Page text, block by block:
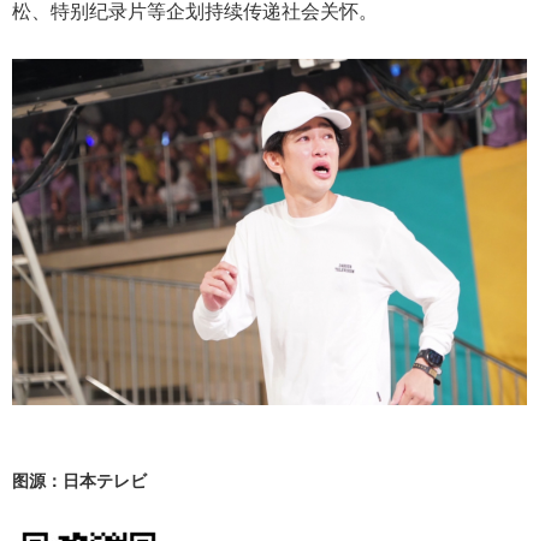
松、特别纪录片等企划持续传递社会关怀。
图源：日本テレビ